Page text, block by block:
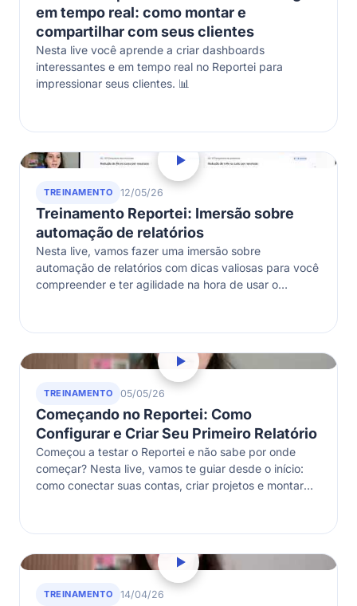
em tempo real: como montar e
compartilhar com seus clientes
Nesta live você aprende a criar dashboards
interessantes e em tempo real no Reportei para
impressionar seus clientes. 📊
TREINAMENTO 12/05/26
Treinamento Reportei: Imersão sobre
automação de relatórios
Nesta live, vamos fazer uma imersão sobre
automação de relatórios com dicas valiosas para você
compreender e ter agilidade na hora de usar o
TREINAMENTO 05/05/26
Começando no Reportei: Como
Configurar e Criar Seu Primeiro Relatório
Começou a testar o Reportei e não sabe por onde
começar? Nesta live, vamos te guiar desde o início:
como conectar suas contas, criar projetos e montar
TREINAMENTO 14/04/26